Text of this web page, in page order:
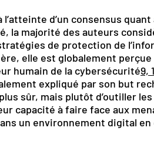
d’un consensus
la majorité des auteurs
de protection de
elle est globalement
humain de la cybersécurité9,
expliqué par son but
sûr, mais plutôt d’outiller
capacité à faire face aux
un environnement digital